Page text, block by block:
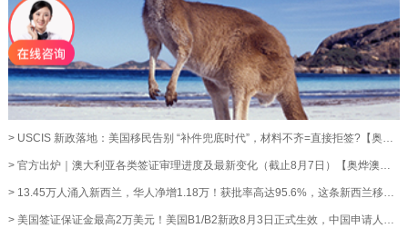
> USCIS 新政落地：美国移民告别 “补件兜底时代”，材料不齐=直接拒签?【奥烨移民资讯】
> 官方出炉｜澳大利亚各类签证审理进度及最新变化（截止8月7日）【奥烨澳洲移民资讯】
> 13.45万人涌入新西兰，华人净增1.18万！获批率高达95.6%，这条新西兰移民通道藏不住了！【奥烨移民资讯】
> 美国签证保证金最高2万美元！美国B1/B2新政8月3日正式生效，中国申请人暂不受影响【奥烨移民资讯】